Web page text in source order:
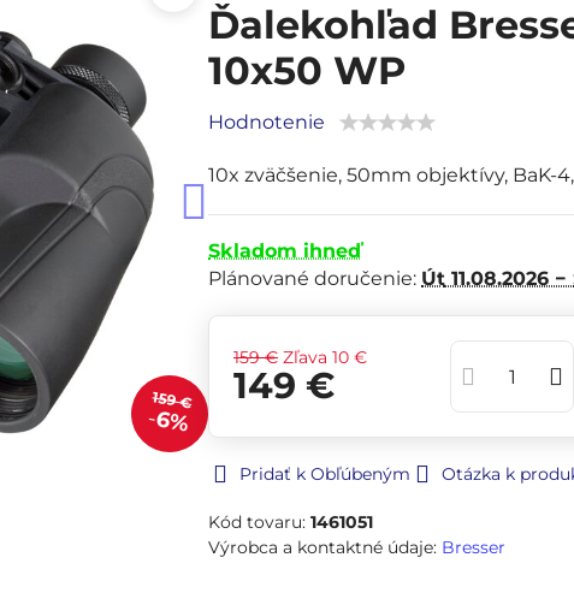
159 €
6%
Ďalekohľad
10x50 WP
Hodnotenie
10x zväčšenie, 50mm objektívy, BaK-
Skladom ihneď
Plánované doručenie: Út 11.08.2026 −
159 € Zľava 10 €
149 €
Pridať k Obľúbeným Otázka k
Kód tovaru: 1461051
Výrobca a kontaktné údaje: Bresser